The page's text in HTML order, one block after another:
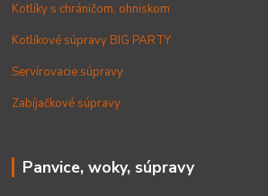
Kotlíky s chráničom, ohniskom
Kotlíkové súpravy BIG PARTY
Servírovacie súpravy
Zabíjačkové súpravy
Panvice, woky, súpravy